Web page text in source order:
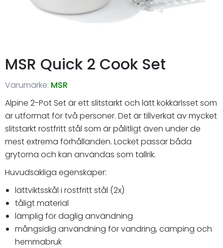
MSR Quick 2 Cook Set
Varumärke: MSR
Alpine 2-Pot Set är ett slitstarkt och lätt kokkärlsset som
är utformat för två personer. Det är tillverkat av mycket
slitstarkt rostfritt stål som är pålitligt även under de
mest extrema förhållanden. Locket passar båda
grytorna och kan användas som tallrik.
Huvudsakliga egenskaper:
lättviktsskål i rostfritt stål (2x)
tåligt material
lämplig för daglig användning
mångsidig användning för vandring, camping och
hemmabruk